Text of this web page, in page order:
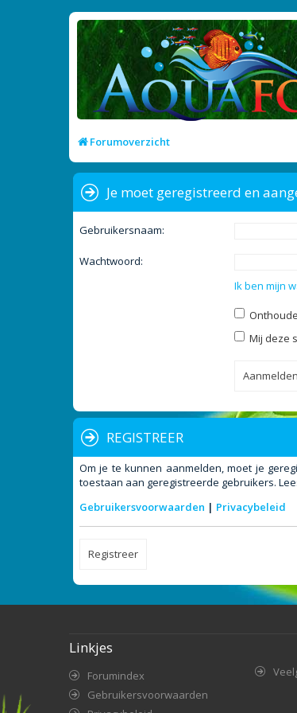
Forumoverzicht
Je moet geregistreerd en
Gebruikersnaam:
Wachtwoord:
Ik ben mijn
Mij deze
REGISTREER
Om je te kunnen aanmelden, moet je
toestaan aan geregistreerde gebruikers.
Gebruikersvoorwaarden | Privacybeleid
Registreer
Linkjes
Forumindex
Gebruikersvoorwaarden